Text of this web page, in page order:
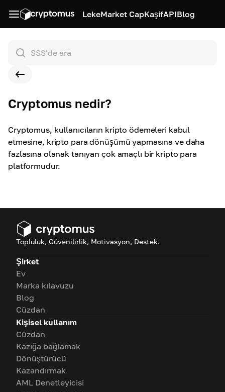
LekeMarket CapKaşifAPIBlog
Cryptomus nedir?
Cryptomus, kullanıcıların kripto ödemeleri kabul
etmesine, kripto para dönüşümü yapmasına ve daha
fazlasına olanak tanıyan çok amaçlı bir kripto para
platformudur.
Topluluk, Güvenilirlik, Motivasyon, Destek.
Şirket
Ev
Marka kılavuzu
Blog
Cüzdan
Kişisel kullanım
Cüzdan
Kazığa bağlamak
Dönüştürücü
Kazandırmak
AML Denetleyicisi